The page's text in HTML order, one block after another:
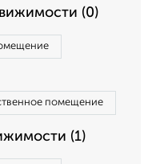
(0)
помещение
(1)